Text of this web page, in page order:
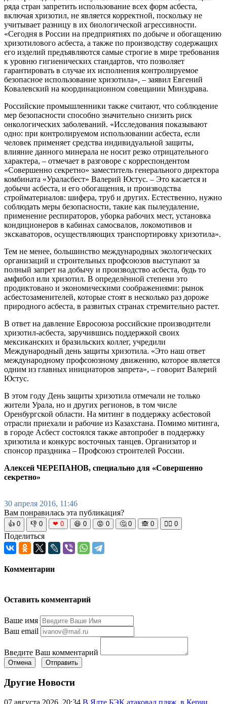
ряда стран запретить использование всех форм асбеста,
включая хризотил, не является корректной, поскольку не
учитывает разницу в их биологической агрессивности.
«Сегодня в России на предприятиях по добыче и обогащению
хризотилового асбеста, а также по производству содержащих
его изделий предъявляются самые строгие в мире требования
к уровню гигиенических стандартов, что позволяет
гарантировать в случае их исполнения контролируемое
безопасное использование хризотила», – заявил Евгений
Ковалевский на координационном совещании Минздрава.
Российские промышленники также считают, что соблюдение
мер безопасности способно значительно снизить риск
онкологических заболеваний. «Исследования показывают
одно: при контролируемом использовании асбеста, если
человек применяет средства индивидуальной защиты,
влияние данного минерала не носит резко отрицательного
характера, – отмечает в разговоре с корреспондентом
«Совершенно секретно» заместитель генерального директора
комбината «Ураласбест» Валерий Юстус. – Это касается и
добычи асбеста, и его обогащения, и производства
стройматериалов: шифера, труб и других. Естественно, нужно
соблюдать меры безопасности, такие как пылеудаление,
применение респираторов, уборка рабочих мест, установка
кондиционеров в кабинах самосвалов, локомотивов и
экскаваторов, осуществляющих транспортировку хризотила».
Тем не менее, большинство международных экологических
организаций и строительных профсоюзов выступают за
полный запрет на добычу и производство асбеста, будь то
амфибол или хризотил. В определённой степени это
продиктовано и экономическими соображениями: рынок
асбестозаменителей, которые стоят в несколько раз дороже
природного асбеста, в развитых странах стремительно растет.
В ответ на давление Евросоюза российские производители
хризотил-асбеста, заручившись поддержкой своих
мексиканских и бразильских коллег, учредили
Международный день защиты хризотила. «Это наш ответ
международному профсоюзному движению, которое является
одним из главных инициаторов запрета», – говорит Валерий
Юстус.
В этом году День защиты хризотила отмечали не только
жители Урала, но и других регионов, в том числе
Оренбургской области. На митинг в поддержку асбестовой
отрасли приехали и рабочие из Казахстана. Помимо митинга,
в городе Асбест состоялся также автопробег в поддержку
хризотила и конкурс восточных танцев. Организатор и
спонсор праздника – Профсоюз строителей России.
Алексей ЧЕРЕПАНОВ, специально для «Совершенно
секретно»
30 апреля 2016, 11:46
Вам понравилась эта публикация?
👍 0 👎 0 ❤ 0 😆 0 😡 0 🤔 0 🙈 0 🧘‍♀️ 0
Поделиться
Комментарии
Оставить комментарий
Ваше имя
Ваш email
Введите Ваш комментарий
Отмена Отправить
Другие Новости
07 августа 2026, 20:34 В Ялте БЭК атаковал пляж, в Керчи